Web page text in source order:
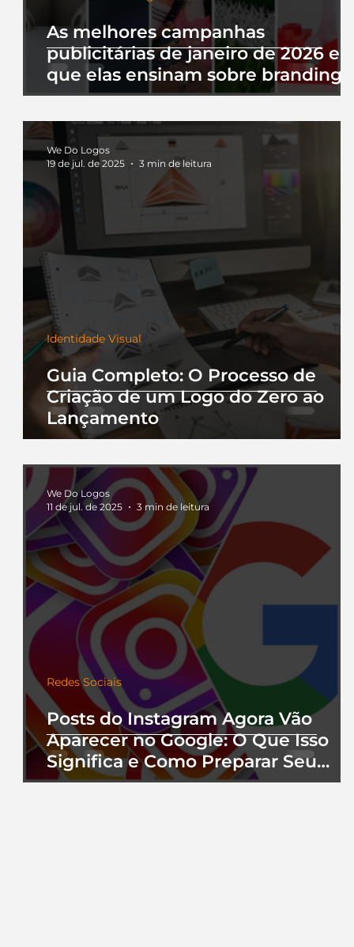
As melhores campanhas
publicitárias de janeiro de 2026 e
que elas ensinam sobre branding
Guia Completo: O Processo de
Criação de um Logo do Zero ao
Lançamento
Identidade Visual
We Do Logos
19 de jul. de 2025
3 min de leitura
Posts do Instagram Agora Vão
Aparecer no Google: O Que Isso
Significa e Como Preparar Seu
Perfil
Redes Sociais
We Do Logos
11 de jul. de 2025
3 min de leitura